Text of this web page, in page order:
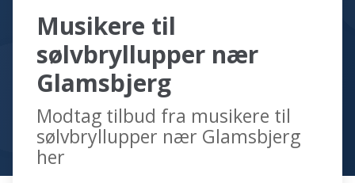
Musikere til
sølvbryllupper nær
Glamsbjerg
Modtag tilbud fra musikere til
sølvbryllupper nær Glamsbjerg
her